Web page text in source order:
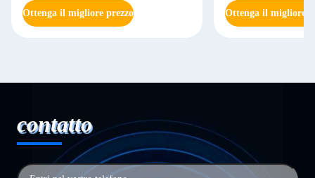
Ottenga il migliore prezzo Ottenga il migliore
contatto